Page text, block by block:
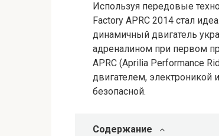
Используя передовые
Factory APRC 2014 стал
динамичный двигатель
адреналином при первом
APRC (Aprilia Performance
двигателем,
безопасной.
Содержание